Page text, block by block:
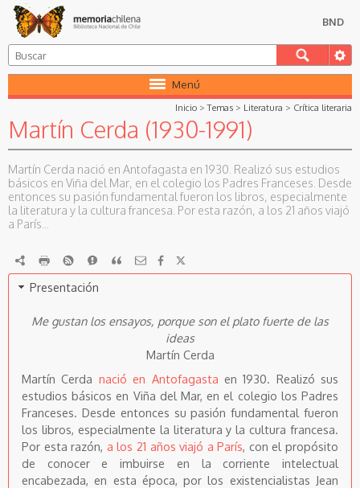
BND
Menú
Inicio >Temas > Literatura > Crítica literaria
Martín Cerda (1930-1991)
Martín Cerda nació en Antofagasta en 1930. Realizó sus estudios
básicos en Viña del Mar, en el colegio los Padres Franceses. Desde
entonces su pasión fundamental fueron los libros, especialmente
la literatura y la cultura francesa. Por esta razón, a los 21 años viajó
a París...
RDF imprimirRSS ReportarCitar
Presentación
Me gustan los ensayos, porque son el plato fuerte de las
ideas
Martín Cerda
Martín Cerda nació en Antofagasta en 1930. Realizó sus
estudios básicos en Viña del Mar, en el colegio los Padres
Franceses. Desde entonces su pasión fundamental fueron
los libros, especialmente la literatura y la cultura francesa.
Por esta razón, a los 21 años viajó a París, con el propósito
de conocer e imbuirse en la corriente intelectual
encabezada, en esta época, por los existencialistas Jean